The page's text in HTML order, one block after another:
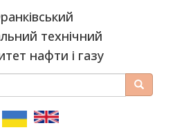
технічний
нафти і газу
Пошук